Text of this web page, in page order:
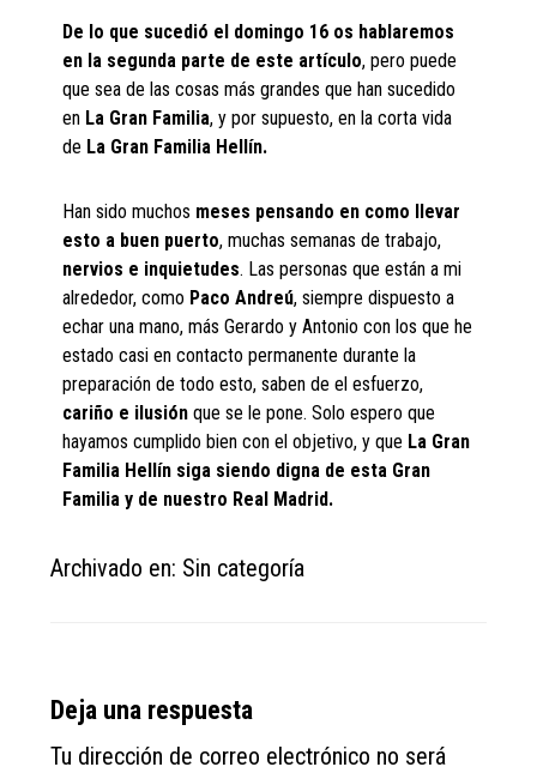
De lo que sucedió el domingo 16 os hablaremos
en la segunda parte de este artículo, pero puede
que sea de las cosas más grandes que han sucedido
en La Gran Familia, y por supuesto, en la corta vida
de La Gran Familia Hellín.
Han sido muchos meses pensando en como llevar
esto a buen puerto, muchas semanas de trabajo,
nervios e inquietudes. Las personas que están a mi
alrededor, como Paco Andreú, siempre dispuesto a
echar una mano, más Gerardo y Antonio con los que he
estado casi en contacto permanente durante la
preparación de todo esto, saben de el esfuerzo,
cariño e ilusiónque se le pone. Solo espero que
hayamos cumplido bien con el objetivo, y que La Gran
Familia Hellín siga siendo digna de esta Gran
Familia y de nuestro Real Madrid.
Archivado en: Sin categoría
Reader
Interactions
Deja una respuesta
Tu dirección de correo electrónico no será